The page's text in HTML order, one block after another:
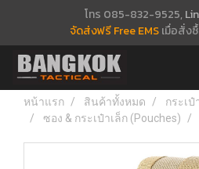
โทร 085-832-9525,
จัดส่งฟรี Free EMSเมื่อสั่ง
หน้าแรก สินค้าทั้งหมด
กระเป๋
ซอง & กระเป๋าเล็ก (Pouches)